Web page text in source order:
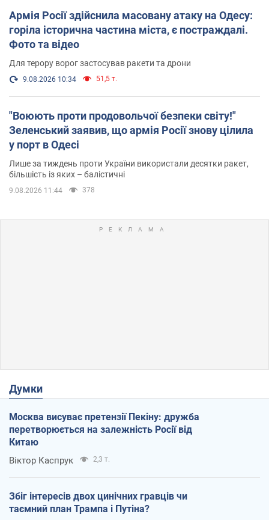
Армія Росії здійснила масовану атаку на Одесу:
горіла історична частина міста, є постраждалі.
Фото та відео
Для терору ворог застосував ракети та дрони
9.08.2026 10:34 51,5 т.
"Воюють проти продовольчої безпеки світу!"
Зеленський заявив, що армія Росії знову цілила
у порт в Одесі
Лише за тиждень проти України використали десятки ракет,
більшість із яких – балістичні
9.08.2026 11:44 378
Думки
Москва висуває претензії Пекіну: дружба
перетворюється на залежність Росії від
Китаю
Віктор Каспрук 2,3 т.
Збіг інтересів двох цинічних гравців чи
таємний план Трампа і Путіна?